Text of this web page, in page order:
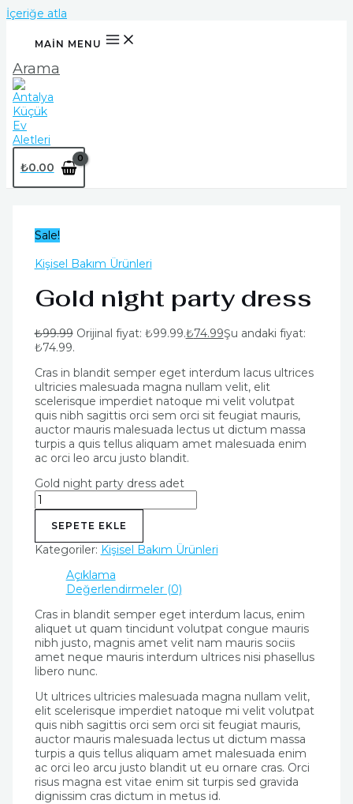
İçeriğe atla
MAIN MENU
Arama
₺0.00
Sale!
Kişisel Bakım Ürünleri
Gold night party dress
₺99.99 Orijinal fiyat: ₺99.99.₺74.99Şu andaki fiyat:
₺74.99.
Cras in blandit semper eget interdum lacus ultrices
ultricies malesuada magna nullam velit, elit
scelerisque imperdiet natoque mi velit volutpat
quis nibh sagittis orci sem orci sit feugiat mauris,
auctor mauris malesuada lectus ut dictum massa
turpis a quis tellus aliquam amet malesuada enim
ac orci leo arcu justo blandit.
Gold night party dress adet
SEPETE EKLE
Kategoriler: Kişisel Bakım Ürünleri
Açıklama
Değerlendirmeler (0)
Cras in blandit semper eget interdum lacus, enim
aliquet ut quam tincidunt volutpat congue mauris
nibh justo, magnis amet velit nam mauris sociis
amet neque mauris interdum ultrices nisi phasellus
libero nunc.
Ut ultrices ultricies malesuada magna nullam velit,
elit scelerisque imperdiet natoque mi velit volutpat
quis nibh sagittis orci sem orci sit feugiat mauris,
auctor mauris malesuada lectus ut dictum massa
turpis a quis tellus aliquam amet malesuada enim
ac orci leo arcu justo blandit ut eu ornare cras. Orci
risus magna est vitae enim sit turpis sed gravida
dignissim cras dictum in metus id.